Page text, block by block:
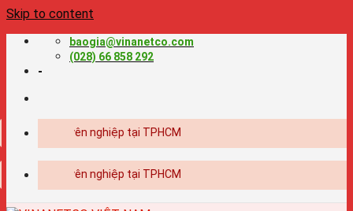
Skip to content
baogia@vinanetco.com
(028) 66 858 292
-
ấn chuyên nghiệp tại TPHCM
ấn chuyên nghiệp tại TPHCM